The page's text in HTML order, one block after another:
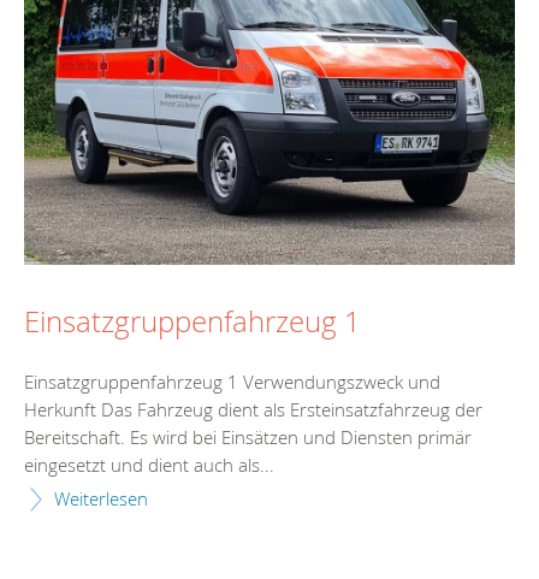
Einsatzgruppenfahrzeug 1
Einsatzgruppenfahrzeug 1 Verwendungszweck und
Herkunft Das Fahrzeug dient als Ersteinsatzfahrzeug der
Bereitschaft. Es wird bei Einsätzen und Diensten primär
eingesetzt und dient auch als...
Weiterlesen